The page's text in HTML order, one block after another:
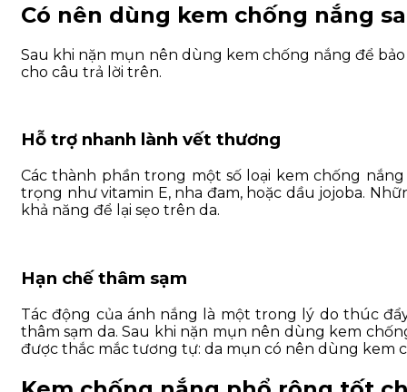
Có nên dùng kem chống nắng
Sau khi nặn mụn nên dùng kem chống nắng để
cho câu trả lời trên.
Hỗ trợ nhanh lành vết thương
Các thành phần trong một số loại kem chống
trọng như vitamin E, nha đam, hoặc dầu jojoba.
khả năng để lại sẹo trên da.
Hạn chế thâm sạm
Tác động của ánh nắng là một trong lý do thúc
thâm sạm da. Sau khi nặn mụn nên dùng kem
được thắc mắc tương tự: da mụn có nên dùng kem